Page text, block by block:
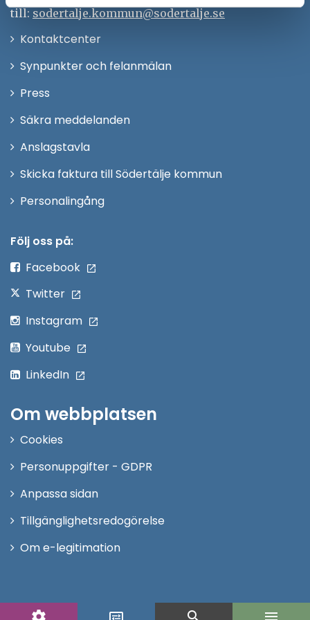
settings search menu
till: sodertalje.kommun@sodertalje.se
KontaktcenterÖppna
Synpunkter och felanmälan
Press
fönster
Säkra meddelanden
Anslagstavla
Skicka faktura till Södertälje kommun
PersonalingångÖppna
Följ oss på:
Facebook
Twitter
Instagram
Youtube
LinkedIn
Om webbplatsen
Cookies
Personuppgifter - GDPR
Anpassa sidan
Tillgänglighetsredogörelse
Om e-legitimation